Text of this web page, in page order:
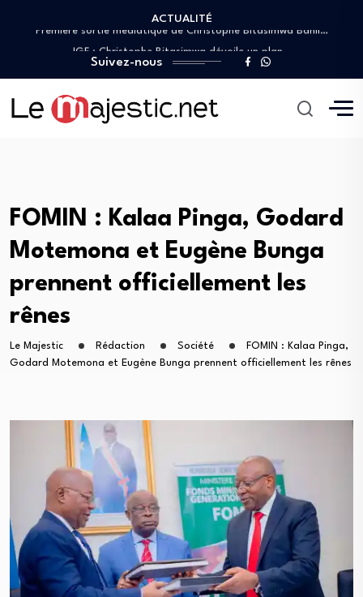
ACTUALITÉ
Première sortie médiatique de Christophe Bitasimwa Bahii…
IGF : Christophe Bitasimwa dévoile un plan…
Christian Bosembe frappe fort : « TikTok…
JIFA 2026 : Patrick Muyaya aux côtés…
RDC : Patrick Muyaya appelle les journalistes…
Première sortie médiatique de Christophe Bitasimwa Bahii…
Suivez-nous
FOMIN : Kalaa Pinga, Godard
Motemona et Eugène Bunga
prennent officiellement les
rênes
Le Majestic Rédaction Société
FOMIN : Kalaa Pinga,
Godard Motemona et Eugène Bunga prennent officiellement les rênes